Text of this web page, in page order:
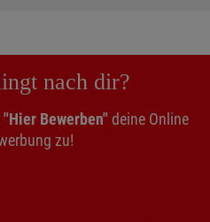
nach dir?
"Hier Bewerben" deine Online
zu!